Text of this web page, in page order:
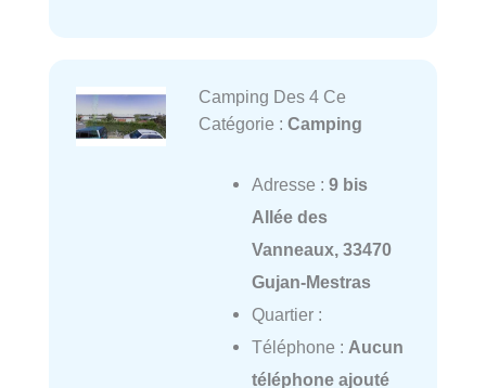
Camping Des 4 Ce
Catégorie : Camping
Adresse : 9 bis
Allée des
Vanneaux, 33470
Gujan-Mestras
Quartier :
Téléphone : Aucun
téléphone ajouté